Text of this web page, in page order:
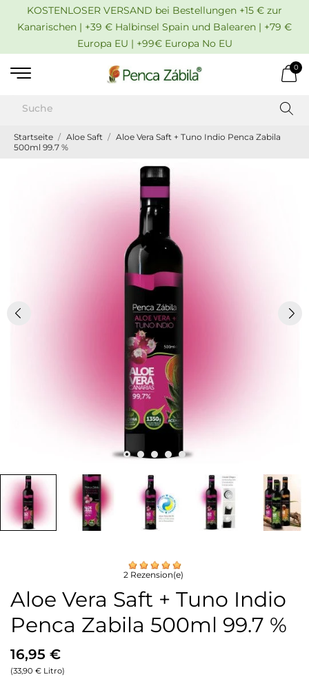
KOSTENLOSER VERSAND bei Bestellungen +15 € zur
Kanarischen | +39 € Halbinsel Spain und Balearen | +79 €
Europa EU | +99€ Europa No EU
0
Startseite Aloe Saft
Aloe Vera Saft + Tuno Indio Penca Zabila
500ml 99.7 %
2 Rezension(e)
Aloe Vera Saft + Tuno Indio
Penca Zabila 500ml 99.7 %
16,95 €
(33,90 € Litro)